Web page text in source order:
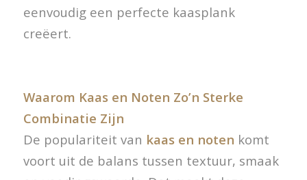
eenvoudig een perfecte kaasplank
creëert.
Waarom Kaas en Noten Zo’n Sterke
Combinatie Zijn
De populariteit van kaas en noten komt
voort uit de balans tussen textuur, smaak